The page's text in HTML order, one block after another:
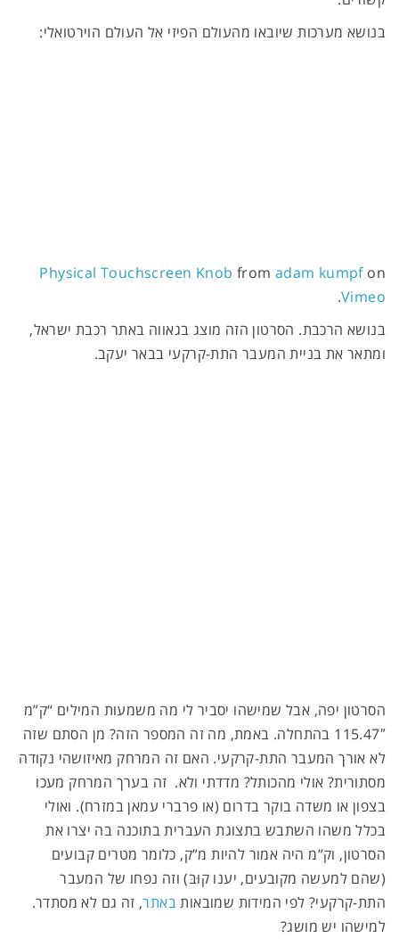
בנושא מערכות שיובאו מהעולם הפיזי אל העולם הוירטואלי:
Physical Touchscreen Knob from adam kumpfon
Vimeo
.
בנושא הרכבת. הסרטון הזה מוצג בגאווה באתר רכבת ישראל,
ומתאר את בניית המעבר התת-קרקעי בבאר יעקב.
הסרטון יפה, אבל שמישהו יסביר לי מה משמעות המילים “ק”מ
115.47″ בהתחלה. באמת, מה זה המספר הזה? מן הסתם שזה
לא אורך המעבר התת-קרקעי. האם זה המרחק מאיזושהי נקודה
מסתורית? אולי מהכותל? מדדתי ולא. זה בערך המרחק מעכו
בצפון או משדה בוקר בדרום (או פרברי עמאן במזרח). ואולי
בכלל משהו השתבש בתצוגת העברית בתוכנה בה יצרו את
הסרטון, וק”מ היה אמור להיות מ”ק, כלומר מטרים קבועים
(שהם למעשה מקובעים, יענו קוּבּ) וזה נפחו של המעבר
התת-קרקעי? לפי המידות שמובאותבאתר, זה גם לא מסתדר.
למישהו יש מושג?